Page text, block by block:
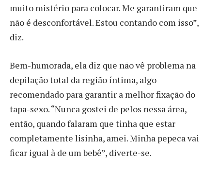
muito mistério para colocar. Me garantiram que
não é desconfortável. Estou contando com isso”,
diz.
Bem-humorada, ela diz que não vê problema na
depilação total da região íntima, algo
recomendado para garantir a melhor fixação do
tapa-sexo. “Nunca gostei de pelos nessa área,
então, quando falaram que tinha que estar
completamente lisinha, amei. Minha pepeca vai
ficar igual à de um bebê”, diverte-se.